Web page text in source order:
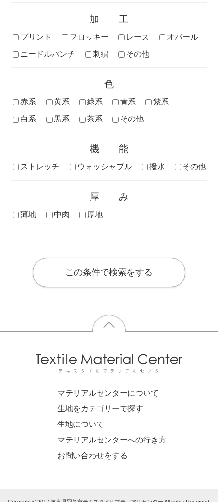
加工
プリント フロッキー レース
オパール
ニードルパンチ
刺繍 その他
色
赤系 黄系 緑系 青系
紫系
白系
黒系 茶系 その他
機能
ストレッチ ウォッシャブル 撥水 その他
厚み
薄地 中肉 厚地
この条件で検索をする
マテリアルセンターについて
生地をカテゴリーで探す
生地について
マテリアルセンターへの行き方
お問い合わせをする